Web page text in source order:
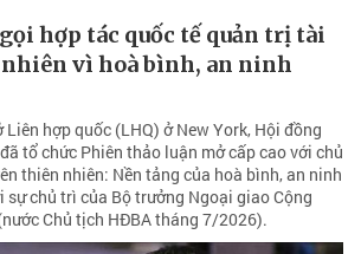
hợp tác quốc tế quản trị tài
vì hoà bình, an ninh
hợp quốc (LHQ) ở New York, Hội đồng
tổ chức Phiên thảo luận mở cấp cao với chủ
thiên nhiên: Nền tảng của hoà bình, an ninh
sự chủ trì của Bộ trưởng Ngoại giao Cộng
Chủ tịch HĐBA tháng 7/2026).